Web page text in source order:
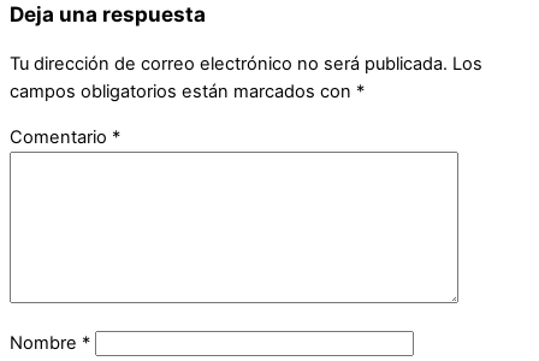
Deja una respuesta
Tu dirección de correo electrónico no será publicada. Los
campos obligatorios están marcados con *
Comentario *
Nombre *